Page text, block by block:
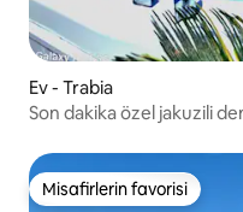
Ev - Trabia
Son dakika özel jakuzili
Misafirlerin favorisi
Misafirlerin favorisi